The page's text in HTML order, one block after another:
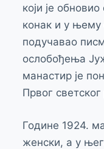
који је
конак и у њему
подучавао
ослобођења
манастир је
Првог
Године 1924.
женски, а у